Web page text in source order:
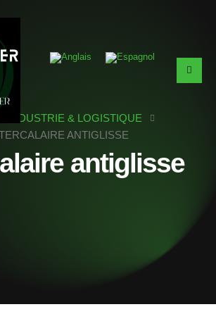
INDUSTRIE & LOGISTIQUE
ANTIGLISSE
antiglisse